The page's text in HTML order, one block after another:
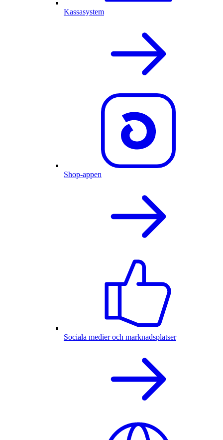
Kassasystem
Shop-appen
Sociala medier och marknadsplatser